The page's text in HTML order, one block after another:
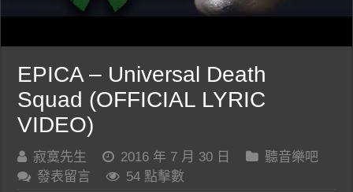
EPICA – Universal Death
Squad (OFFICIAL LYRIC
VIDEO)
寂寞先生 2016 年 7 月 30 日
聽音樂吧
發表留言
54 點擊數